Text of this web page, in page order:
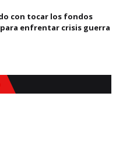
con tocar los fondos
enfrentar crisis guerra